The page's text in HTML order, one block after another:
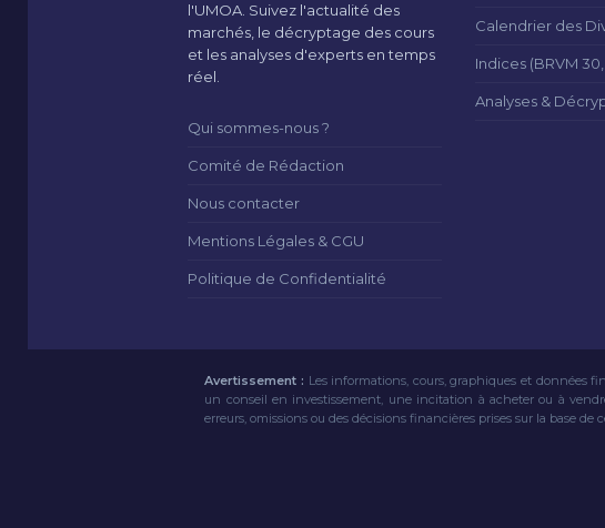
l'UMOA. Suivez l'actualité des
marchés, le décryptage des cours
et les analyses d'experts en temps
réel.
Qui sommes-nous ?
Comité de Rédaction
Nous contacter
Mentions Légales & CGU
Politique de Confidentialité
Calendrier des
Indices (BRVM
Analyses &
Avertissement : Les informations, cours, graphiques et données
un conseil en investissement, une incitation à acheter ou à
erreurs, omissions ou des décisions financières prises sur la base de